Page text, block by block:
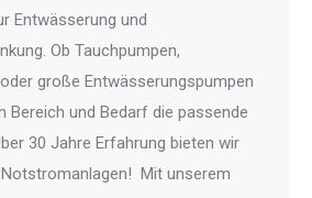
Entwässerung und
Ob Tauchpumpen,
große Entwässerungspumpen
Bereich und Bedarf die passende
30 Jahre Erfahrung bieten wir
Mit unserem